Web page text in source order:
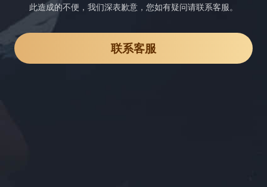
此造成的不便，我们深表歉意，您如有疑问请联系客服。
联系客服